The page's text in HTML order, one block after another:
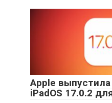
Apple выпустила
iPadOS 17.0.2